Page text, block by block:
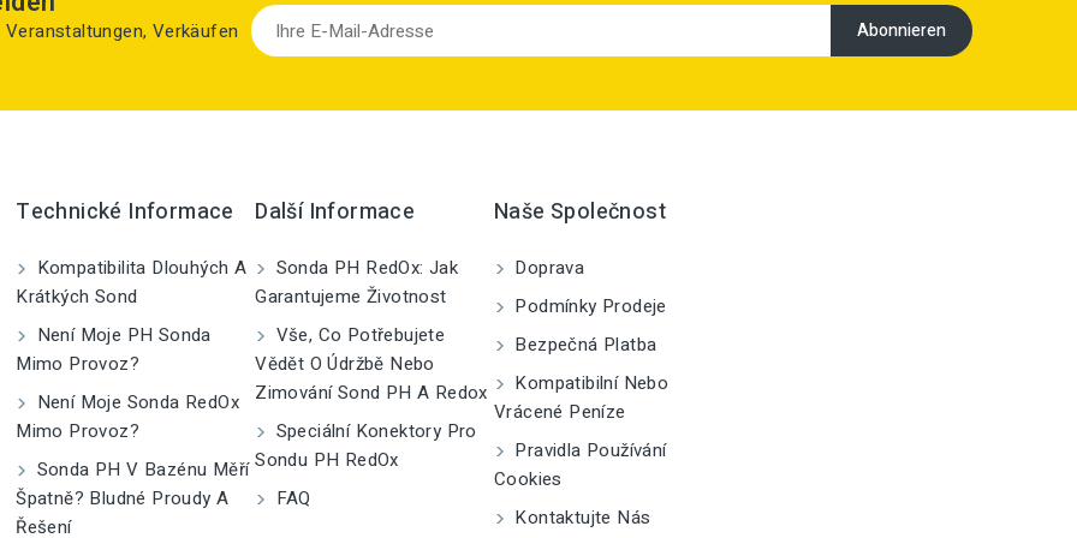
Verkäufen
Technické Informace
Kompatibilita Dlouhých A
Krátkých Sond
Není Moje PH Sonda
Mimo Provoz?
Není Moje Sonda RedOx
Mimo Provoz?
Sonda PH V Bazénu Měří
Špatně? Bludné Proudy A
Řešení
Další Informace
Sonda PH RedOx: Jak
Garantujeme Životnost
Vše, Co Potřebujete
Vědět O Údržbě Nebo
Zimování Sond PH A Redox
Speciální Konektory Pro
Sondu PH RedOx
FAQ
Naše Společnost
Doprava
Podmínky Prodeje
Bezpečná Platba
Kompatibilní Nebo
Vrácené Peníze
Pravidla Používání
Cookies
Kontaktujte Nás